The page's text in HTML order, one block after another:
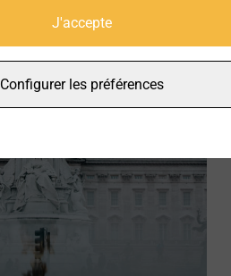
J'accepte
Configurer les préférences